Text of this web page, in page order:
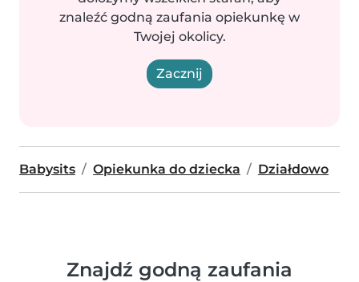
znaleźć godną zaufania opiekunkę w
Twojej okolicy.
Zacznij
Babysits Opiekunka do dziecka Działdowo
Znajdź godną zaufania